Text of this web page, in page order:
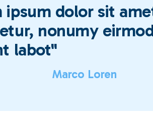
ipsum dolor sit
nonumy
labot"
Marco Loren